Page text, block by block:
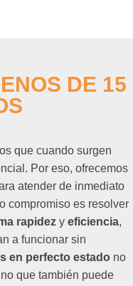
DE 15
que cuando surgen
Por eso, ofrecemos
atender de inmediato
compromiso es resolver
rapidez y eficiencia,
a funcionar sin
en perfecto estado no
que también puede